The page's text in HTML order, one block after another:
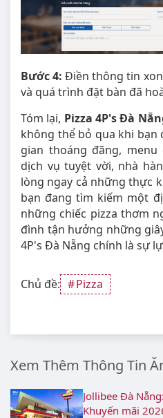
Bước 4: Điền thông tin
và quá trình đặt bàn đã
Tóm lại, Pizza 4P's Đà
không thể bỏ qua khi bạn
gian thoáng đãng,
dịch vụ tuyệt vời, nhà
lòng ngay cả những thực
bạn đang tìm kiếm một
những chiếc pizza thơm
đình tận hưởng những
4P's Đà Nẵng chính là sự
Chủ đề: Pizza
Xem Thêm Thông Tin
Jollibee Đà
Khuyến mãi